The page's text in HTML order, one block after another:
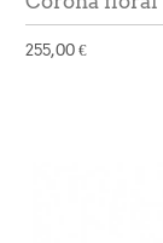
255,00 €